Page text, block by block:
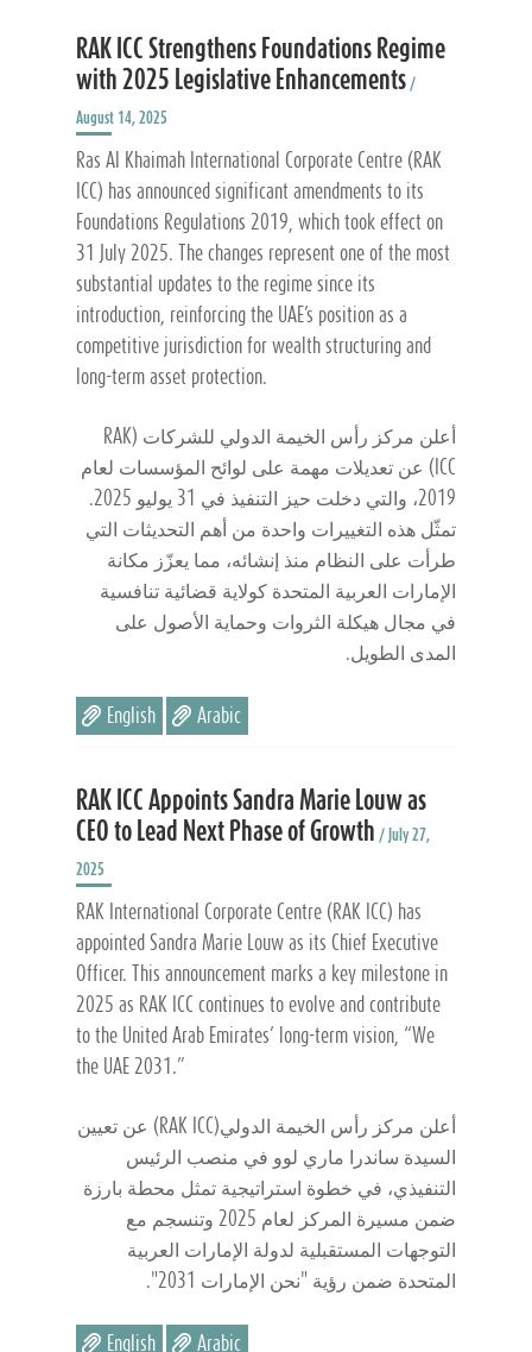
RAK ICC Strengthens Foundations Regime
with 2025 Legislative Enhancements /
August 14, 2025
Ras Al Khaimah International Corporate Centre (RAK
ICC) has announced significant amendments to its
Foundations Regulations 2019, which took effect on
31 July 2025. The changes represent one of the most
substantial updates to the regime since its
introduction, reinforcing the UAE’s position as a
competitive jurisdiction for wealth structuring and
long-term asset protection.
أعلن مركز رأس الخيمة الدولي للشركات (RAK
ICC) عن تعديلات مهمة على لوائح المؤسسات لعام
تمثّل هذه التغييرات واحدة من أهم التحديثات التي
طرأت على النظام منذ إنشائه، مما يعزّز مكانة
الإمارات العربية المتحدة كولاية قضائية تنافسية
في مجال هيكلة الثروات وحماية الأصول على
المدى الطويل.
English Arabic
RAK ICC Appoints Sandra Marie Louw as
CEO to Lead Next Phase of Growth / July 27,
2025
RAK International Corporate Centre (RAK ICC) has
appointed Sandra Marie Louw as its Chief Executive
Officer. This announcement marks a key milestone in
2025 as RAK ICC continues to evolve and contribute
to the United Arab Emirates’ long-term vision, “We
the UAE 2031.”
أعلن مركز رأس الخيمة الدولي(RAK ICC) عن تعيين
السيدة ساندرا ماري لوو في منصب الرئيس
التنفيذي، في خطوة استراتيجية تمثل محطة بارزة
ضمن مسيرة المركز لعام 2025 وتنسجم مع
التوجهات المستقبلية لدولة الإمارات العربية
المتحدة ضمن رؤية "نحن الإمارات 2031".
English Arabic